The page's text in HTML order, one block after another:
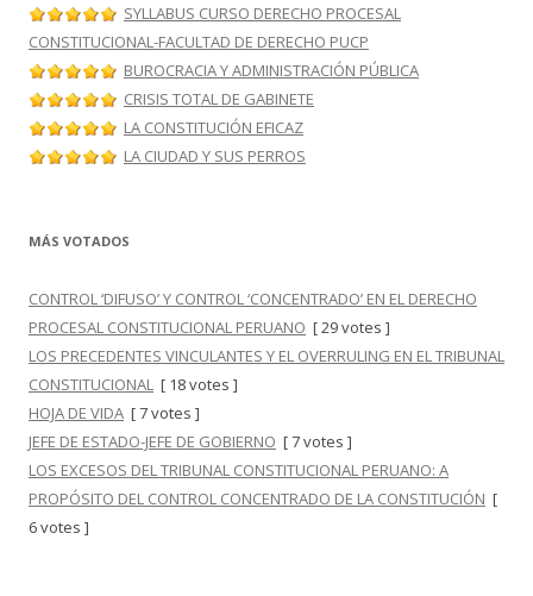
SYLLABUS CURSO DERECHO PROCESAL
CONSTITUCIONAL-FACULTAD DE DERECHO PUCP
BUROCRACIA Y ADMINISTRACIÓN PÚBLICA
CRISIS TOTAL DE GABINETE
LA CONSTITUCIÓN EFICAZ
LA CIUDAD Y SUS PERROS
MÁS VOTADOS
CONTROL ‘DIFUSO’ Y CONTROL ‘CONCENTRADO’ EN EL DERECHO
PROCESAL CONSTITUCIONAL PERUANO [ 29 votes ]
LOS PRECEDENTES VINCULANTES Y EL OVERRULING EN EL TRIBUNAL
CONSTITUCIONAL [ 18 votes ]
HOJA DE VIDA [ 7 votes ]
JEFE DE ESTADO-JEFE DE GOBIERNO [ 7 votes ]
LOS EXCESOS DEL TRIBUNAL CONSTITUCIONAL PERUANO: A
PROPÓSITO DEL CONTROL CONCENTRADO DE LA CONSTITUCIÓN [
6 votes ]